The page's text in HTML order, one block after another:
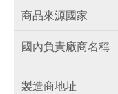
商品來源國家
國內負責廠商名稱
製造商地址